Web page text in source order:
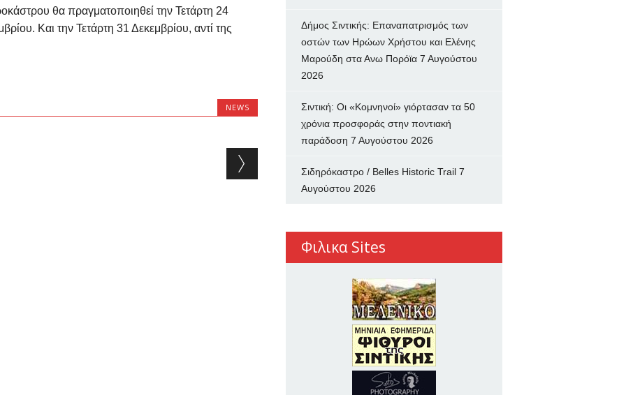
θα πραγματοποιηθεί την Τετάρτη 24
Και την Τετάρτη 31 Δεκεμβρίου, αντί της
NEWS
Δήμος Σιντικής: Επαναπατρισμός των
oστών των Ηρώων Χρήστου και Ελένης
Μαρούδη στα Ανω Πορόϊα 7 Αυγούστου
2026
Σιντική: Οι «Κομνηνοί» γιόρτασαν τα 50
χρόνια προσφοράς στην ποντιακή
παράδοση 7 Αυγούστου 2026
Σιδηρόκαστρο / Belles Historic Trail 7
Αυγούστου 2026
Φιλικα Sites